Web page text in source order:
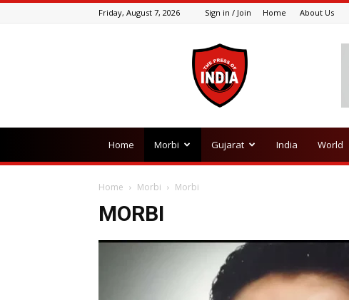
Friday, August 7, 2026 Sign in / Join Home About Us
Home Morbi Gujarat India World
Home Morbi Morbi
MORBI